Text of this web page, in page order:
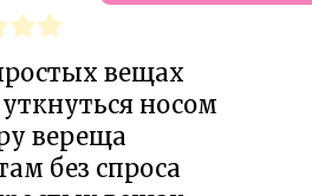
вещах
носом
вереща
без спроса